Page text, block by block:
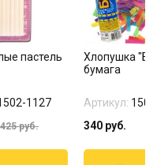
пастель
1127
425руб.
Хлопушка
бумага
Артикул:
340 руб.